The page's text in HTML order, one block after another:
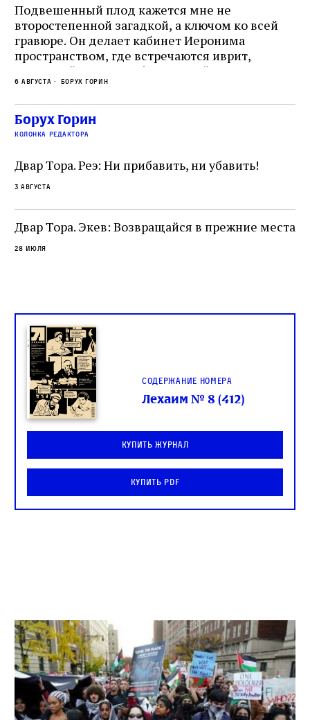
Подвешенный плод кажется мне не
второстепенной загадкой, а ключом ко всей
гравюре. Он делает кабинет Иеронима
пространством, где встречаются иврит,
греческий и латынь; буквальный смысл и
церковная традиция; филологическая
точность и понятность; переводчик,
убеждённый в необходимости исправления, и
читатель, воспринимающий исправление как
не просто покровитель переводчиков,
окружённый книгами. Перед нами человек,
одно решение которого вызвало возмущение
целой общины и стало частью многовекового
спора о том, кому принадлежит последнее
слово в переводе Библии
6 августа Борух Горин
Борух Горин
колонка редактора
Двар Тора. Реэ: Ни прибавить, ни убавить!
3 августа
Двар Тора. Экев: Возвращайся в прежние места
28 июля
Содержание номера
Лехаим № 8 (412)
Купить журнал
Купить PDF